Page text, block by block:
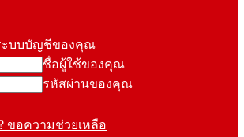
ะบบบัญชีของคุณ
ชื่อผู้ใช้ของคุณ
รหัสผ่านของคุณ
ขอความช่วยเหลือ